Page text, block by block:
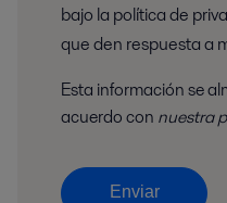
bajo la política de
que den respuesta a
Esta información se
acuerdo con nuestra
Enviar